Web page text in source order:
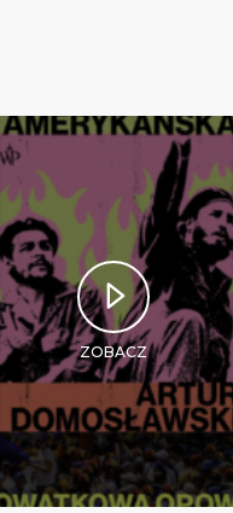
ZOBACZ